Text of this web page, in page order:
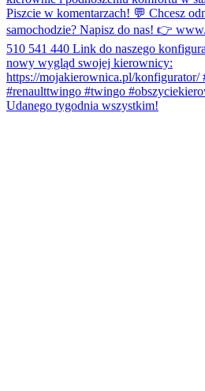
Udanego tygodnia wszystkim!